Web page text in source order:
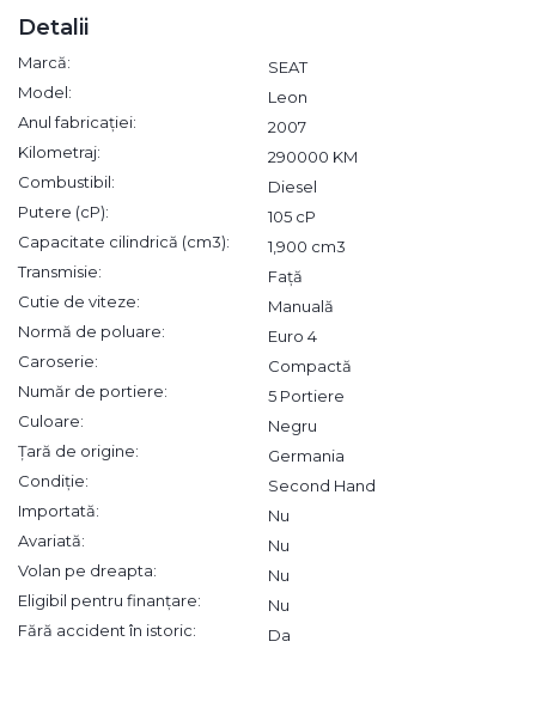
Detalii
Marcă:
SEAT
Model:
Leon
Anul fabricației:
2007
Kilometraj:
290000 KM
Combustibil:
Diesel
Putere (cP):
105 cP
Capacitate cilindrică (cm3):
1,900 cm3
Transmisie:
Față
Cutie de viteze:
Manuală
Normă de poluare:
Euro 4
Caroserie:
Compactă
Număr de portiere:
5 Portiere
Culoare:
Negru
Țară de origine:
Germania
Condiție:
Second Hand
Importată:
Nu
Avariată:
Nu
Volan pe dreapta:
Nu
Eligibil pentru finanțare:
Nu
Fără accident în istoric:
Da